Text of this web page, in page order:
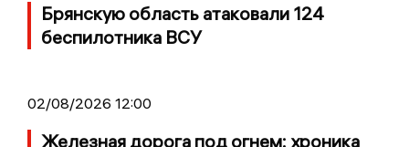
Брянскую область атаковали 124
беспилотника ВСУ
02/08/2026 12:00
Железная дорога под огнем: хроника